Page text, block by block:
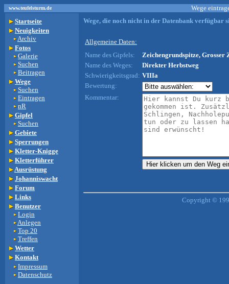
www.teufelsturm.de
Wege
Startseite
Neuigkeiten
Archiv
Fotos
Galerie
Suchen
Beitragen
Wege
Suchen
Eintragen
nR
Gipfel
Suchen
Gebiete
Sperrungen
Kletter-Knigge
Kletterführer
Ausrüstung
Johanniswacht
Forum
Links
Benutzer
Login
Anlegen
Top 20
Treffen
Wetter
Kontakt
Impressum
Datenschutz
Wege, die noch nicht in der Datenbank verfügbar
Allgemeine Daten:
Name des Gipfels:
Zeichengrundspitze, Grosser
Name des Weges:
Direkter Herbstweg
Schwierigkeitsgrad: VIIIa
Bewertung:
Kommentar:
Copyright ©